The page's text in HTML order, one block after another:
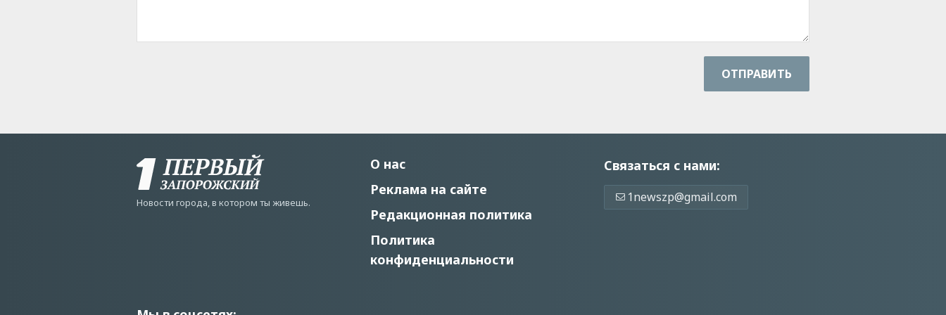
ОТПРАВИТЬ
Новости города, в котором ты живешь.
О нас
Реклама на сайте
Редакционная политика
Политика
конфиденциальности
Связаться с нами:
1newszp@gmail.com